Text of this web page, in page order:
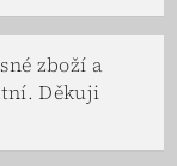
zboží a
Děkuji